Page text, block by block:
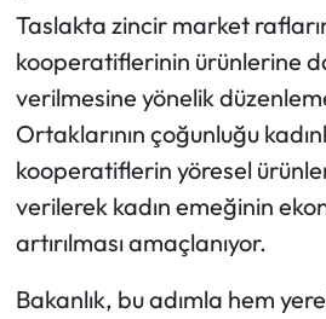
Taslakta zincir market
kooperatiflerinin ürünlerine
verilmesine yönelik
Ortaklarının çoğunluğu
kooperatiflerin yöresel
verilerek kadın emeğinin
artırılması amaçlanıyor.
Bakanlık, bu adımla hem